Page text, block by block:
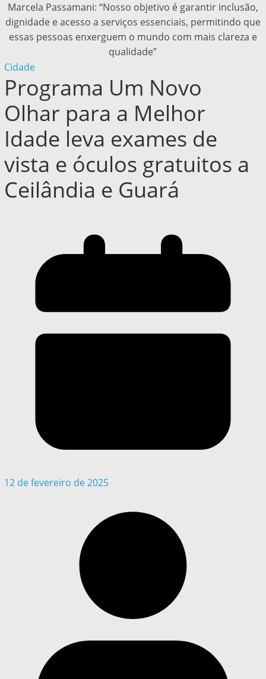
Marcela Passamani: “Nosso objetivo é garantir inclusão,
dignidade e acesso a serviços essenciais, permitindo que
essas pessoas enxerguem o mundo com mais clareza e
qualidade”
Cidade
Programa Um Novo
Olhar para a Melhor
Idade leva exames de
vista e óculos gratuitos a
Ceilândia e Guará
12 de fevereiro de 2025